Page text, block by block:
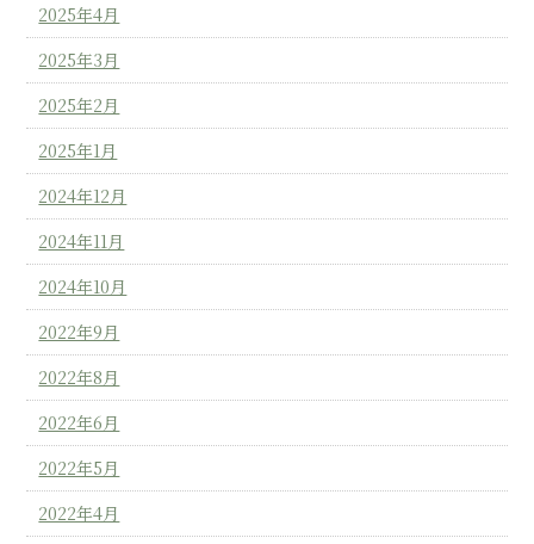
2025年4月
2025年3月
2025年2月
2025年1月
2024年12月
2024年11月
2024年10月
2022年9月
2022年8月
2022年6月
2022年5月
2022年4月